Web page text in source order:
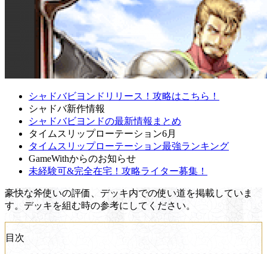
シャドバビヨンドリリース！攻略はこちら！
シャドバ新作情報
シャドバビヨンドの最新情報まとめ
タイムスリップローテーション6月
タイムスリップローテーション最強ランキング
GameWithからのお知らせ
未経験可&完全在宅！攻略ライター募集！
豪快な斧使いの評価、デッキ内での使い道を掲載していま
す。デッキを組む時の参考にしてください。
目次